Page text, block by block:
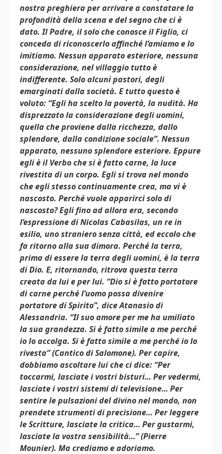
nostra preghiera per arrivare a constatare la
profondità della scena e del segno che ci è
dato. Il Padre, il solo che conosce il Figlio, ci
conceda di riconoscerlo affinché l’amiamo e lo
imitiamo. Nessun apparato esteriore, nessuna
considerazione, nel villaggio tutto è
indifferente. Solo alcuni pastori, degli
emarginati dalla società. E tutto questo è
voluto: “Egli ha scelto la povertà, la nudità. Ha
disprezzato la considerazione degli uomini,
quella che proviene dalla ricchezza, dallo
splendore, dalla condizione sociale”. Nessun
apparato, nessuno splendore esteriore. Eppure
egli è il Verbo che si è fatto carne, la luce
rivestita di un corpo. Egli si trova nel mondo
che egli stesso continuamente crea, ma vi è
nascosto. Perché vuole apparirci solo di
nascosto? Egli fino ad allora era, secondo
l’espressione di Nicolas Cabasilas, un re in
esilio, uno straniero senza città, ed eccolo che
fa ritorno alla sua dimora. Perché la terra,
prima di essere la terra degli uomini, è la terra
di Dio. E, ritornando, ritrova questa terra
creata da lui e per lui. “Dio si è fatto portatore
di carne perché l’uomo possa divenire
portatore di Spirito”, dice Atanasio di
Alessandria. “Il suo amore per me ha umiliato
la sua grandezza. Si è fatto simile a me perché
io lo accolga. Si è fatto simile a me perché io lo
rivesta” (Cantico di Salomone). Per capire,
dobbiamo ascoltare lui che ci dice: “Per
toccarmi, lasciate i vostri bisturi… Per vedermi,
lasciate i vostri sistemi di televisione… Per
sentire le pulsazioni del divino nel mondo, non
prendete strumenti di precisione… Per leggere
le Scritture, lasciate la critica… Per gustarmi,
lasciate la vostra sensibilità…” (Pierre
Mounier). Ma crediamo e adoriamo.